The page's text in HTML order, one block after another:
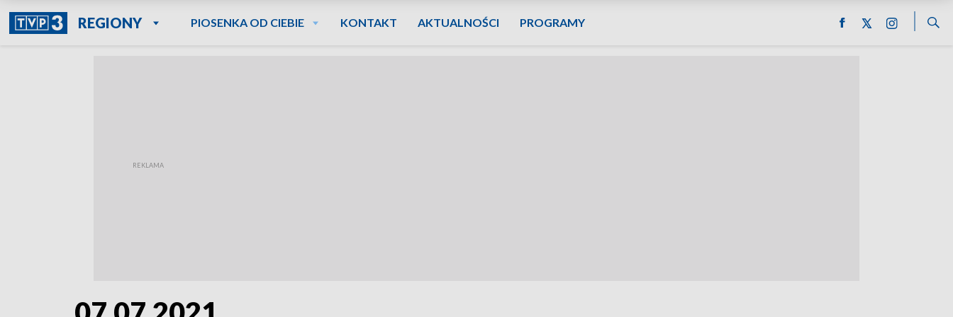
REGIONY PIOSENKA OD CIEBIE KONTAKT AKTUALNOŚCI PROGRAMY